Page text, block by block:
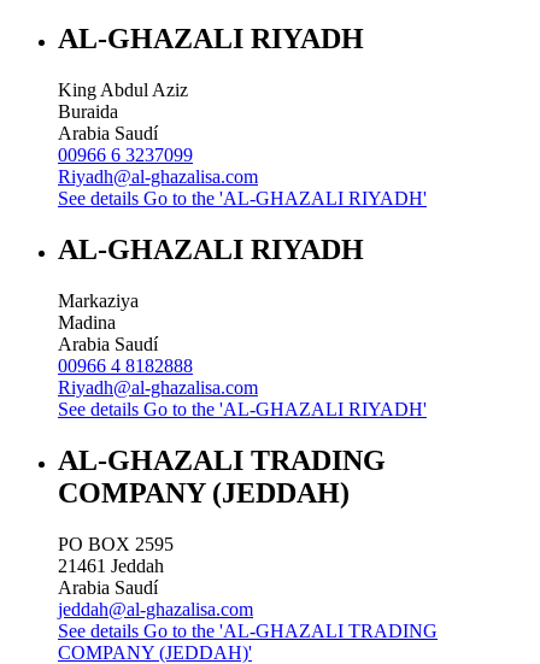
AL-GHAZALI RIYADH
King Abdul Aziz
Buraida
Arabia Saudí
00966 6 3237099
Riyadh@al-ghazalisa.com
See details Go to the 'AL-GHAZALI RIYADH'
AL-GHAZALI RIYADH
Markaziya
Madina
Arabia Saudí
00966 4 8182888
Riyadh@al-ghazalisa.com
See details Go to the 'AL-GHAZALI RIYADH'
AL-GHAZALI TRADING
COMPANY (JEDDAH)
PO BOX 2595
21461 Jeddah
Arabia Saudí
jeddah@al-ghazalisa.com
See details Go to the 'AL-GHAZALI TRADING
COMPANY (JEDDAH)'